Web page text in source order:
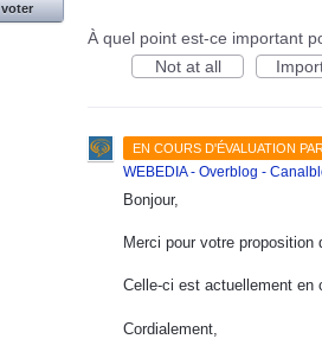
voter
À quel point est-ce important
Not at all
EN COURS D'ÉVALUATION
WEBEDIA - Overblog -
Bonjour,
Merci pour votre proposition
Celle-ci est actuellement en
Cordialement,